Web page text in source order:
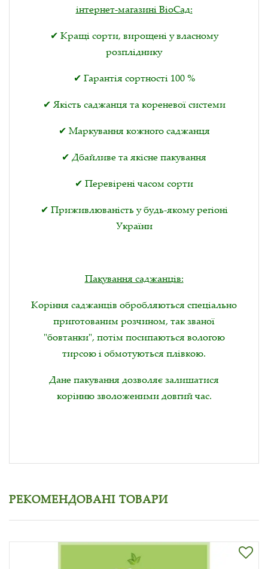
інтернет-магазині ВіоСад:
✔ Кращі сорти, вирощені у власному
розпліднику
✔ Гарантія сортності 100 %
✔ Якість саджанця та кореневої системи
✔ Маркування кожного саджанця
✔ Дбайливе та якісне пакування
✔ Перевірені часом сорти
✔ Приживлюваність у будь-якому регіоні
України
Пакування саджанців:
Коріння саджанців обробляються спеціально
приготованим розчином, так званої
"бовтанки", потім посипаються вологою
тирсою і обмотуються плівкою.
Дане пакування дозволяє залишатися
корінню зволоженими довгий час.
РЕКОМЕНДОВАНІ ТОВАРИ